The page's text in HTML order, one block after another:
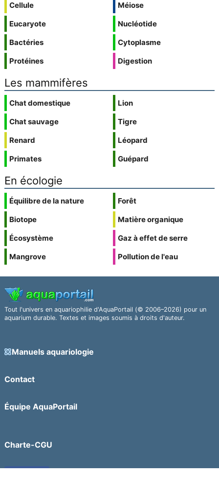
Cellule
Eucaryote
Bactéries
Protéines
Méiose
Nucléotide
Cytoplasme
Digestion
Les mammifères
Chat domestique
Chat sauvage
Renard
Primates
Lion
Tigre
Léopard
Guépard
En écologie
Équilibre de la nature
Biotope
Écosystème
Mangrove
Forêt
Matière organique
Gaz à effet de serre
Pollution de l'eau
Tout l'univers en aquariophilie d'AquaPortail (© 2006–2026) pour un
aquarium durable. Textes et images soumis à droits d'auteur.
Manuels aquariologie
Contact
Équipe AquaPortail
Charte-CGU